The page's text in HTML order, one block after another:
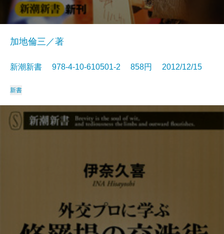
加地倫三／著
新潮新書 978-4-10-610501-2 858円 2012/12/15
新書